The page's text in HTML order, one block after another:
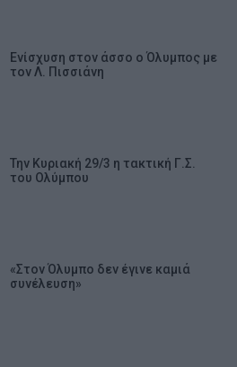
Ενίσχυση στον άσσο ο Όλυμπος με
τον Λ. Πισσιάνη
Την Κυριακή 29/3 η τακτική Γ.Σ.
του Ολύμπου
«Στον Όλυμπο δεν έγινε καμιά
συνέλευση»